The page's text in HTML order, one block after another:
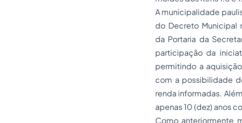
A municipalidade
do Decreto Municipal
da Portaria da
participação da
permitindo a
com a possibilidade
renda informadas.
apenas 10 (dez) anos
Como anteriormente